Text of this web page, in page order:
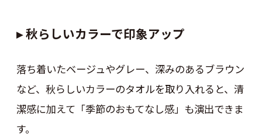
▸ 秋らしいカラーで印象アップ
落ち着いたベージュやグレー、深みのあるブラウン
など、秋らしいカラーのタオルを取り入れると、清
潔感に加えて「季節のおもてなし感」も演出できま
す。